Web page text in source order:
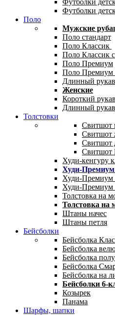
Футболки
Поло
Мужские
Поло стандарт
Поло Классик
Поло Классик
Поло Премиум
Поло Премиум
Длинный рукав
Женские
Короткий рукав
Длинный рукав
Толстовки
Свитшот
Свитшот
Свитшот
Свитшот
Худи-кенгуру
Худи-Премиум
Худи-Премиум
Худи-Премиум
Толстовка на
Толстовка на
Штаны начес
Штаны петля
Бейсболки
Бейсболка
Бейсболка
Бейсболка
Бейсболка
Бейсболка на
Бейсболки 6-
Козырек
Панама
Шарфы, шапки